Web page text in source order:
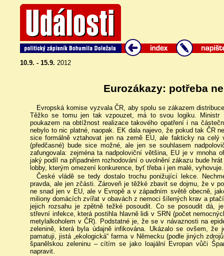
10.9. - 15.9. 2012
Eurozákazy: potřeba
Evropská komise vyzvala ČR, aby spolu se zákazem
Těžko se tomu jen tak vzpouzet, má to svou logiku. Ministr
poukazem na obtížnost realizace takového opatření i na
nebylo to nic platné, naopak. EK dala najevo, že pokud tak ČR
sice formálně vztahovat jen na země EU, ale fakticky na celý
(předčasné) bude sice možné, ale jen se souhlasem
zafungovala: zejména ta nadpoloviční většina, EU je v mnoha
jaký podíl na případném rozhodování o uvolnění zákazu bude
lobby, kterým omezení konkurence, byť třeba i jen malé, vyhovuje.
České vládě se tedy dostalo trochu ponižující lekce.
pravda, ale jen zčásti. Zároveň je těžké zbavit se dojmu, že v
ne snad jen v EU, ale v Evropě a v západním světě obecně,
miliony domácích zvířat v obavách z nemoci šílených krav a
jejich rozsahu je zpětně težké posoudit. Co se posoudit dá, je
střevní infekce, která postihla hlavně lidi v SRN (počet
metylalkoholem v ČR). Podstatné je, že se v návaznosti na
zelenině, která byla údajně infikována. Ukázalo se ovšem,
pamatuji, jistá „ekologická“ farma v Německu (podle jiných
španělskou zeleninu – cítím se jako loajální Evropan vůči
napravit.